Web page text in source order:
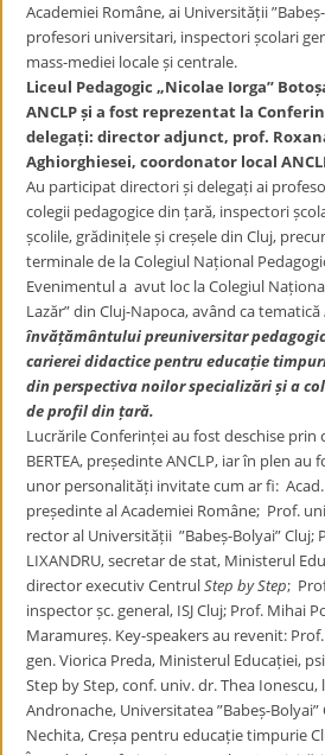
Academiei Române, ai Universității
profesori universitari, inspectori școlari
mass-mediei locale și centrale.
Liceul Pedagogic „Nicolae Iorga”
ANCLP și a fost reprezentat la
delegați: director adjunct, prof.
Aghiorghiesei, coordonator local
Au participat directori și delegați ai
colegii pedagogice din țară, inspectori
școlile, grădinițele și creșele din Cluj,
terminale de la Colegiul Național
Evenimentul a avut loc la Colegiul
Lazăr” din Cluj-Napoca, având ca tematică
învățământului preuniversitar
carierei didactice pentru educație
din perspectiva noilor specializări și a
de profil din țară.
Lucrările Conferinței au fost deschise prin
BERTEA, președinte ANCLP, iar în plen
unor personalități invitate cum ar fi: Acad.
președinte al Academiei Române; Prof.
rector al Universității ”Babeș-Bolyai” Cluj;
LIXANDRU, secretar de stat, Ministerul
director executiv CentrulStep by Step;
inspector șc. general, ISJ Cluj; Prof. Mihai
Maramureș. Key-speakers au revenit:
gen. Viorica Preda, Ministerul Educației,
Step by Step, conf. univ. dr. Thea Ionescu,
Andronache, Universitatea ”Babeș-
Nechita, Creșa pentru educație timpurie